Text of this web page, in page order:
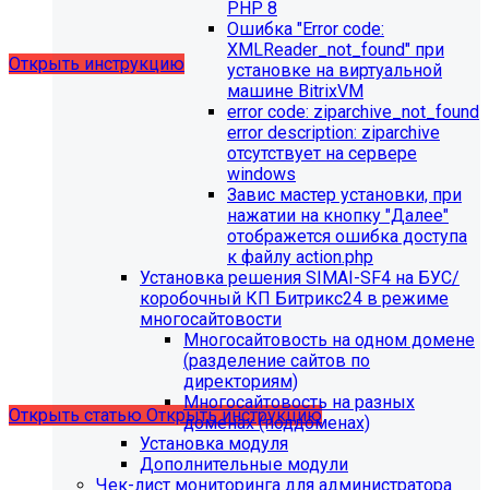
разделе "Педагогический состав"
можно разместить документ и скрыть таблицы.
Открыть инструкцию
будет ограничена поддержка продуктов на
PHP версии ниже 8.2.Рекомендуемая версия PHP - 8.4
будет ограничена поддержка продуктов на
MySql версии ниже 8.0.0.Рекомендуемая версия MySql
Открыть статью Открыть инструкцию
PHP 8
Ошибка "Error сode:
XMLReader_not_found" при
установке на виртуальной
машине BitrixVM
error сode: ziparchive_not_found
error description: ziparchive
отсутствует на сервере
windows
Завис мастер установки, при
нажатии на кнопку "Далее"
отображется ошибка доступа
к файлу action.php
Установка решения SIMAI-SF4 на БУС/
коробочный КП Битрикс24 в режиме
многосайтовости
Многосайтовость на одном домене
(разделение сайтов по
директориям)
Многосайтовость на разных
доменах (поддоменах)
Установка модуля
Дополнительные модули
Чек-лист мониторинга для администратора